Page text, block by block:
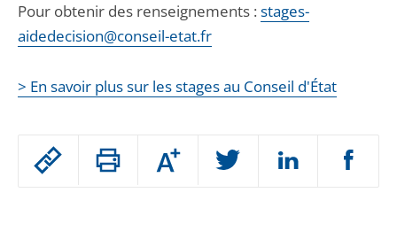
Passer
Augmenter
ou
Pour obtenir des renseignements : stages-
aidedecision@conseil-etat.fr
> En savoir plus sur les stages au Conseil d'État